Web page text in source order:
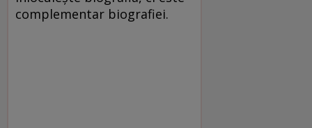
complementar biografiei.